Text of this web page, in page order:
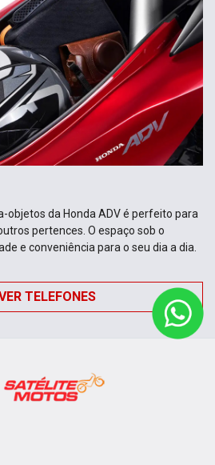
objetos da Honda ADV é perfeito para
pertences. O espaço sob o
e conveniência para o seu dia a dia.
TELEFONES